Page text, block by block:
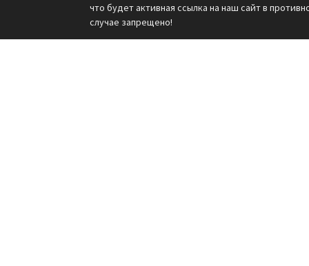
что будет активная ссылка на наш сайт в
случае запрещено!